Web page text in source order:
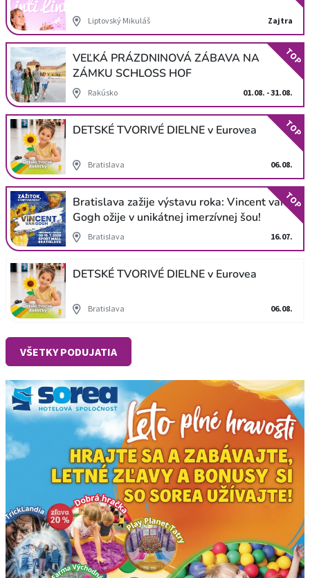
Liptovský Mikuláš Zajtra
VEĽKÁ PRÁZDNINOVÁ ZÁBAVA NA
ZÁMKU SCHLOSS HOF
Rakúsko 01.08. - 31.08.
TOP
DETSKÉ TVORIVÉ DIELNE v Eurovea
Bratislava 06.08.
TOP
Bratislava zažije výstavu roka: Vincent van
Gogh ožije v unikátnej imerzívnej šou!
Bratislava 16.07.
TOP
DETSKÉ TVORIVÉ DIELNE v Eurovea
Bratislava 06.08.
VŠETKY PODUJATIA